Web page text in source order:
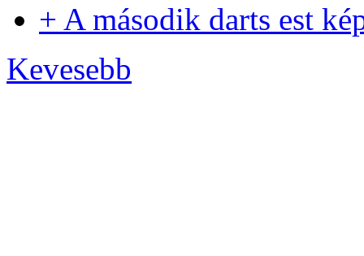
+ A második darts est
Kevesebb